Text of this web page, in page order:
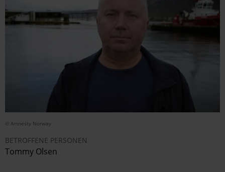
© Amnesty Norway
BETROFFENE PERSONEN
Tommy Olsen